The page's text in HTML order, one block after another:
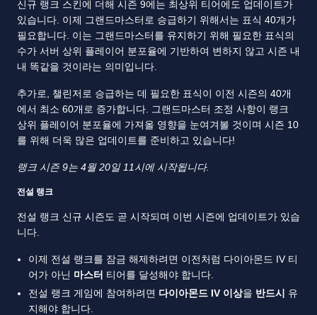
신규 랭크 스킨에 더해 시즌 9에는 최상위 티어에도 업데이트가
있습니다. 이제 그랜드마스터로 승급하기 위해서는 표식 40개가
필요합니다. 이는 그랜드마스터를 유지하기 위해 필요한 표식의
수가 서버 상위 플레이어 분포율에 기반하여 변하지 않고 시즌 내
내 똑같을 것이라는 의미입니다.
추가로, 챌린저로 승급하는 데 필요한 표식이 이전 시즌의 40개
에서 최소 60개로 증가합니다. 그랜드마스터 조정 사항이 랭크
상위 플레이어 분포율에 가져올 영향을 눈여겨볼 것이며 시즌 10
를 위해 더욱 많은 업데이트를 준비하고 있습니다!
랭크 시즌 9는 4월 20일 11시에 시작됩니다.
전설 랭크
전설 랭크 신규 시즌도 곧 시작되며 이번 시즌에 업데이트가 있습
니다.
이제 전설 랭크를 잠금 해제하려면 이전처럼 다이아몬드 IV 티
어가 아닌 마스터 티어를 달성해야 합니다.
전설 랭크 게임에 참여하려면 다이아몬드 IV 이상을 반드시
유
지해야 합니다.